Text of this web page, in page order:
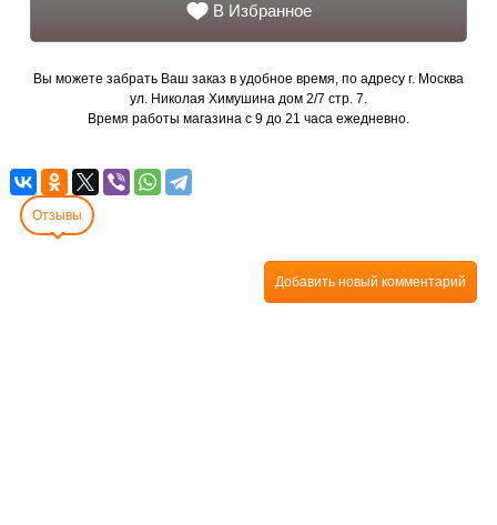
В Избранное
Вы можете забрать Ваш заказ в удобное время, по адресу г. Москва
ул. Николая Химушина дом 2/7 стр. 7.
Время работы магазина с 9 до 21 часа ежедневно.
Отзывы
Добавить новый комментарий